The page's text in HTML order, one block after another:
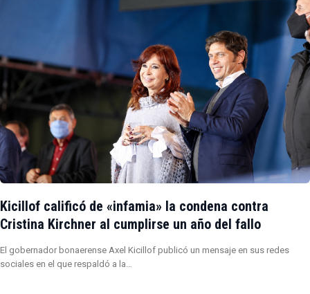
Kicillof calificó de «infamia» la condena contra
Cristina Kirchner al cumplirse un año del fallo
El gobernador bonaerense Axel Kicillof publicó un mensaje en sus redes
sociales en el que respaldó a la…